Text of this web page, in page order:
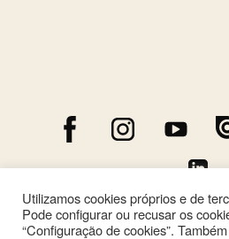
Utilizamos cookies próprios e de
Pode configurar ou recusar os
“Configuração de cookies”.